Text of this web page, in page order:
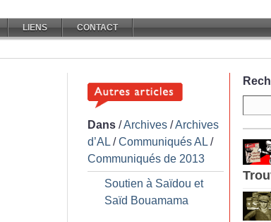
LIENS CONTACT
Dans /Archives /Archives
d’AL /Communiqués AL /
Communiqués de 2013
Soutien à Saïdou et
Saïd Bouamama